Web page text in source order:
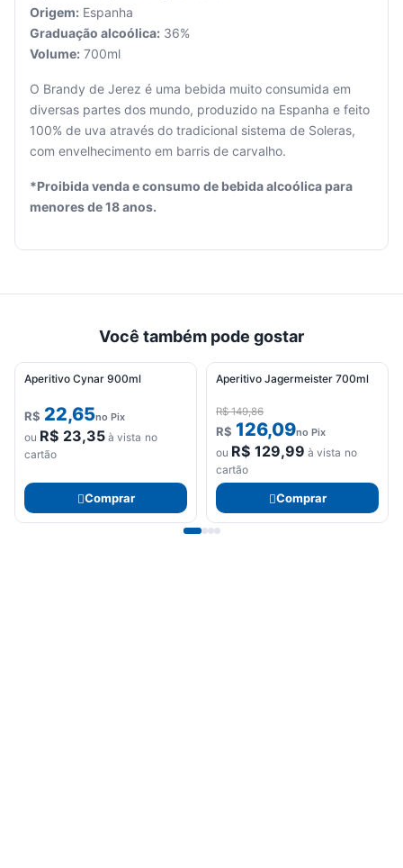
Seu
vazio.
para
Origem: Espanha
Graduação alcoólica: 36%
Volume: 700ml
O Brandy de Jerez é uma bebida muito consumida em
diversas partes dos mundo, produzido na Espanha e feito
100% de uva através do tradicional sistema de Soleras,
com envelhecimento em barris de carvalho.
*Proibida venda e consumo de bebida alcoólica para
menores de 18 anos.
Você também pode gostar
Aperitivo Cynar 900ml
R$ 22,65no Pix
ou R$ 23,35à vista no
cartão
Comprar
-13%
Aperitivo Jagermeister 700ml
R$149,86
R$ 126,09no Pix
ou R$ 129,99 à vista no
cartão
Comprar